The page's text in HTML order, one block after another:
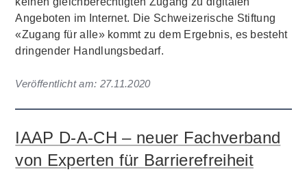
Angeboten im Internet. Die Schweizerische Stiftung
«Zugang für alle» kommt zu dem Ergebnis, es besteht
dringender Handlungsbedarf.
Veröffentlicht am: 27.11.2020
IAAP D-A-CH – neuer Fachverband
von Experten für Barrierefreiheit